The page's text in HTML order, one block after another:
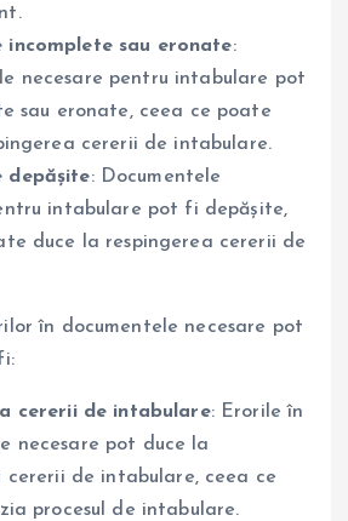
incomplete sau eronate:
necesare pentru intabulare pot
sau eronate, ceea ce poate
cererii de intabulare.
depășite: Documentele
intabulare pot fi depășite,
duce la respingerea cererii de
în documentele necesare pot
cererii de intabulare: Erorile în
necesare pot duce la
cererii de intabulare, ceea ce
procesul de intabulare.